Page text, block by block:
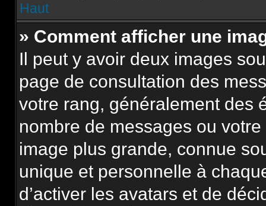
Haut
» Comment afficher une
Il peut y avoir deux images
page de consultation des
votre rang, généralement des
nombre de messages ou
image plus grande, connue
unique et personnelle à
d’activer les avatars et de